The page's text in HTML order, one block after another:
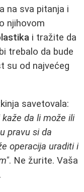
na sva pitanja i
njihovom
i tražite da
trebalo da bude
su od najvećeg
savetovala:
da li može ili
pravu si da
operacija uraditi i
. Ne žurite. Vaša